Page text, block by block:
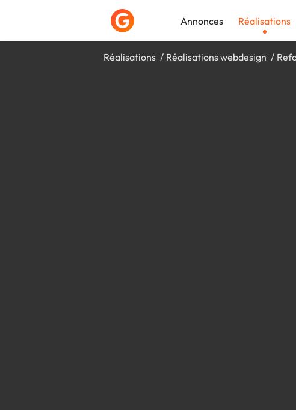
Annonces Réalisations
Réalisations Réalisations webdesign